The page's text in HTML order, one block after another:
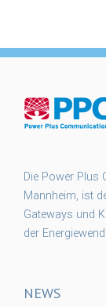
Die Power Plus
Mannheim, ist
Gateways und
der
NEWS